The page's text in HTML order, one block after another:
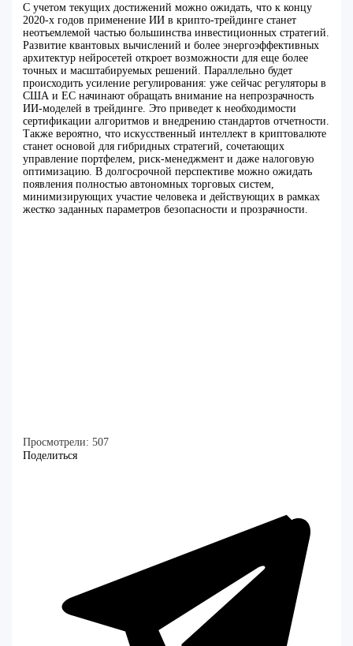
С учетом текущих достижений можно ожидать, что к концу
2020-х годов применение ИИ в крипто-трейдинге станет
неотъемлемой частью большинства инвестиционных стратегий.
Развитие квантовых вычислений и более энергоэффективных
архитектур нейросетей откроет возможности для еще более
точных и масштабируемых решений. Параллельно будет
происходить усиление регулирования: уже сейчас регуляторы в
США и ЕС начинают обращать внимание на непрозрачность
ИИ-моделей в трейдинге. Это приведет к необходимости
сертификации алгоритмов и внедрению стандартов отчетности.
Также вероятно, что искусственный интеллект в криптовалюте
станет основой для гибридных стратегий, сочетающих
управление портфелем, риск-менеджмент и даже налоговую
оптимизацию. В долгосрочной перспективе можно ожидать
появления полностью автономных торговых систем,
минимизирующих участие человека и действующих в рамках
жестко заданных параметров безопасности и прозрачности.
Просмотрели: 507
Поделиться